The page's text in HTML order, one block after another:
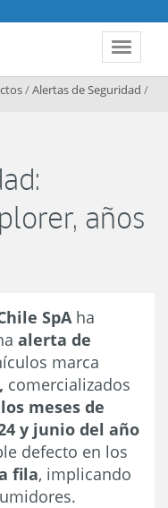
Toggle
/Alertas de Seguridad /
años
SpA ha
alerta de
marca
comercializados
meses de
y junio del año
defecto en los
fila, implicando